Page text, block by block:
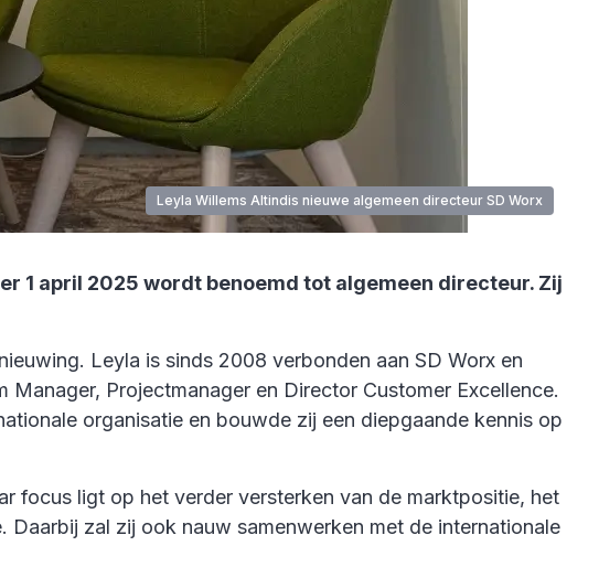
Leyla Willems Altindis nieuwe algemeen directeur SD Worx
1 april 2025 wordt benoemd tot algemeen directeur. Zij
Leyla is sinds 2008 verbonden aan SD Worx en
Projectmanager en Director Customer Excellence.
organisatie en bouwde zij een diepgaande kennis op
focus ligt op het verder versterken van de marktpositie, het
zal zij ook nauw samenwerken met de internationale